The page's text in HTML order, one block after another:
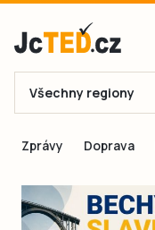
E-mail
Všechny regiony
Zprávy Doprava